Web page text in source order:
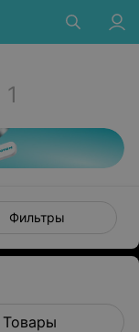
1
Фильтры
Товары